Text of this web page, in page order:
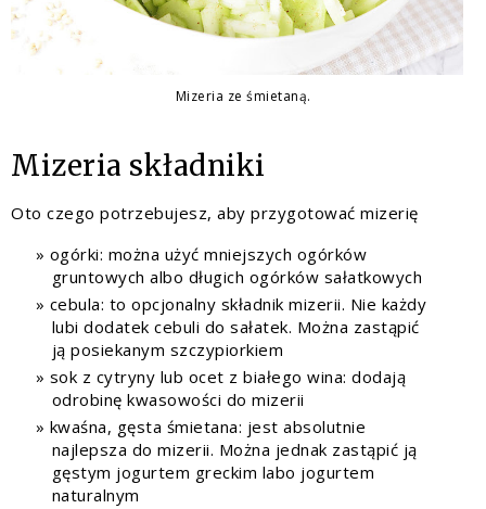
Mizeria ze śmietaną.
Mizeria składniki
Oto czego potrzebujesz, aby przygotować mizerię
ogórki: można użyć mniejszych ogórków
gruntowych albo długich ogórków sałatkowych
cebula: to opcjonalny składnik mizerii. Nie każdy
lubi dodatek cebuli do sałatek. Można zastąpić
ją posiekanym szczypiorkiem
sok z cytryny lub ocet z białego wina: dodają
odrobinę kwasowości do mizerii
kwaśna, gęsta śmietana: jest absolutnie
najlepsza do mizerii. Można jednak zastąpić ją
gęstym jogurtem greckim labo jogurtem
naturalnym